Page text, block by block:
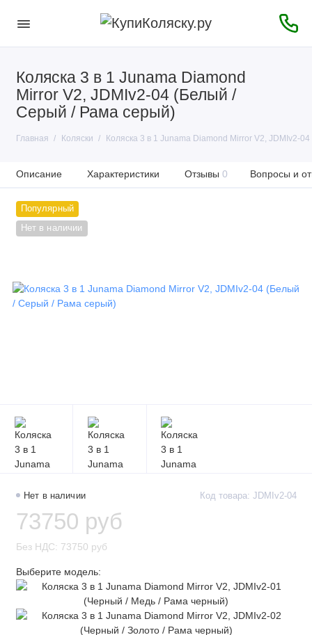
Коляска 3 в 1 Junama Diamond
Mirror V2, JDMIv2-04 (Белый /
Серый / Рама серый)
Главная Коляски Коляска 3 в 1 Junama Diamond Mirror V2, JDMIv2-
Описание Характеристики Отзывы 0 Вопросы и
Популярный
Нет в наличии
Нет в наличии Код товара: JDMIv2-04
73750 руб
Без НДС: 73750 руб
Выберите модель: